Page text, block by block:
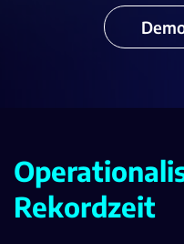
Rekordzeit